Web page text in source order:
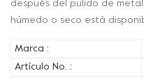
después del pulido de
húmedo o seco está
Marca :
Artículo No. :